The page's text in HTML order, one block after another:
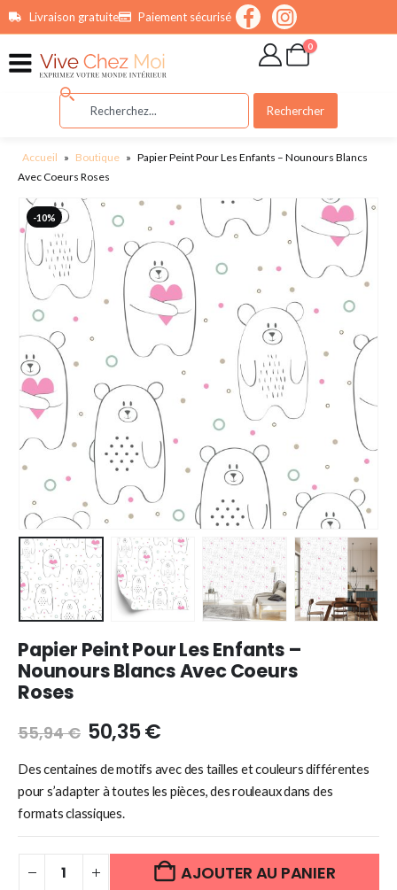
principalLivraison gratuite Paiement sécurisé
0
Rechercher
Accueil » Boutique » Papier Peint Pour Les Enfants – Nounours Blancs
Avec Coeurs Roses
-10%
Papier Peint Pour Les Enfants –
Nounours Blancs Avec Coeurs
Roses
55,94€ 50,35€
Des centaines de motifs avec des tailles et couleurs différentes
pour s’adapter à toutes les pièces, des rouleaux dans des
formats classiques.
AJOUTER AU PANIER